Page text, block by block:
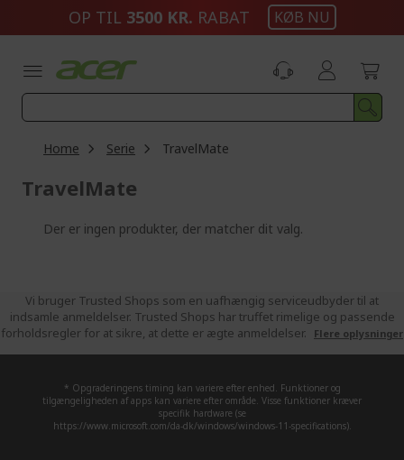
OP TIL 3500 KR. RABAT KØB NU
Home Serie TravelMate
TravelMate
Der er ingen produkter, der matcher dit valg.
Vi bruger Trusted Shops som en uafhængig serviceudbyder til at
indsamle anmeldelser. Trusted Shops har truffet rimelige og passende
forholdsregler for at sikre, at dette er ægte anmeldelser.
Flere oplysninger
* Opgraderingens timing kan variere efter enhed. Funktioner og
tilgængeligheden af apps kan variere efter område. Visse funktioner kræver
specifik hardware (se
https://www.microsoft.com/da-dk/windows/windows-11-specifications).